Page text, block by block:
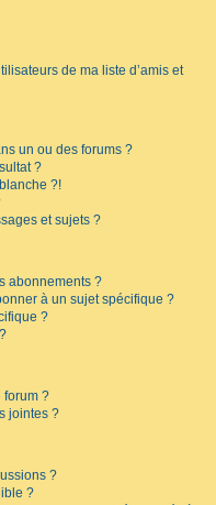
de ma liste d’amis et
un ou des forums ?
?
?!
et sujets ?
abonnements ?
à un sujet spécifique ?
?
forum ?
jointes ?
?
?